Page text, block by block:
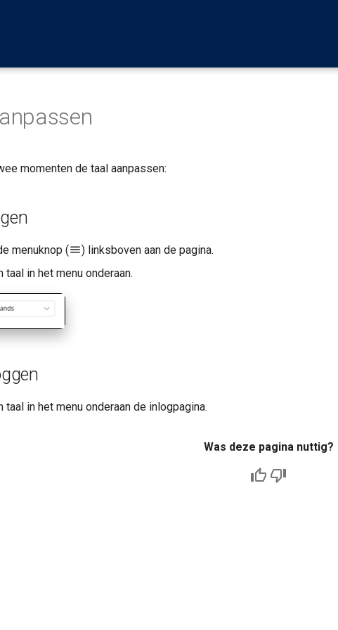
momenten de taal aanpassen:
menuknop (
) linksboven aan de pagina.
taal in het menu onderaan.
taal in het menu onderaan de inlogpagina.
Was deze pagina nuttig?